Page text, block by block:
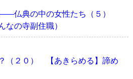
仏典の中の女性たち（５）
の寺副住職）
（２０） 【あきらめる】諦め